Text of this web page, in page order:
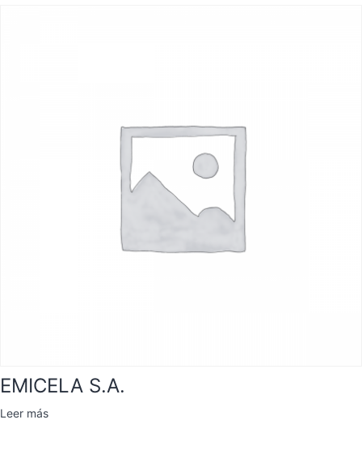
EMICELA S.A.
Leer más